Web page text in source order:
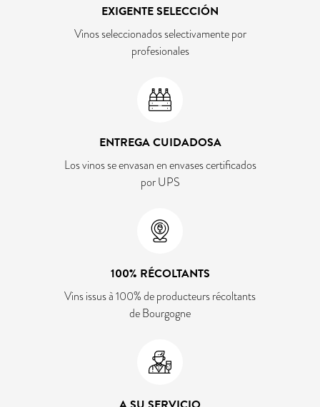
EXIGENTE SELECCIÓN
Vinos seleccionados selectivamente por
profesionales
ENTREGA CUIDADOSA
Los vinos se envasan en envases certificados
por UPS
100% RÉCOLTANTS
Vins issus à 100% de producteurs récoltants
de Bourgogne